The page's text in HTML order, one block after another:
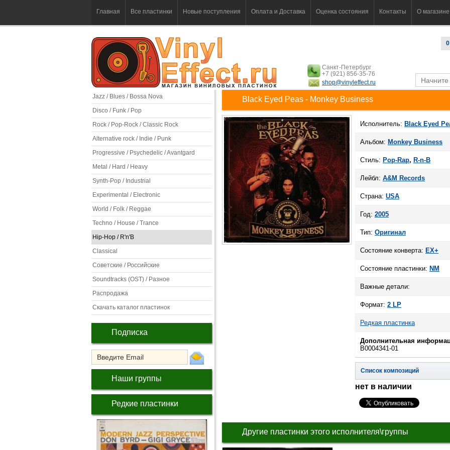
Главная Все пластинки Новые поступления Оплата и Доставка Оценка состояния Контакты О магазине
0
Санкт-Петербург
+7 (921) 856-35-76
shop@vinyleffect.ru
Jazz / Blues / Bossa Nova
Disco / Funk / Pop
Rock / Pop-Rock / Classic Rock
Alternative rock / Indie / Punk
Progressive / Psychedelic / Avantgard
Metal / Hard / Heavy
Synth-Pop / Industrial
Experimental / Electronic
World / Folk / Reggae
Techno / House / Trance
Hip-Hop / R'n'B
Classical
Советские / Российские
Soundtracks (OST) / Разное
Распродажа
Скачать каталог пластинок
Подписка
Наши группы
Редкие пластинки
Black Eyed Peas - Monkey Business
Исполнитель: Black Eyed
Альбом: Monkey Business
Стиль: Pop-Rap, R-n-B
Лейбл: A&M Records
Страна: USA
Год: 2005
Тип: Оригинал
Состояние конверта: EX+
Состояние пластинки: NM
Важные детали:
Формат: 2 LP
Редкая пластинка
Дополнительная
B0004341-01
Список композиций
нет в наличии
Другие пластинки этого исполнителя\группы